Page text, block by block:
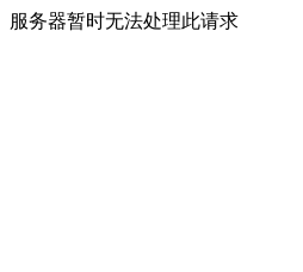
服务器暂时无法处理此请求